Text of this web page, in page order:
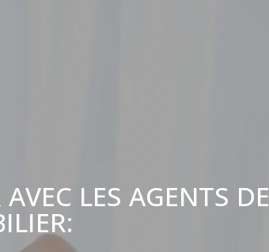
LES AGENTS DE